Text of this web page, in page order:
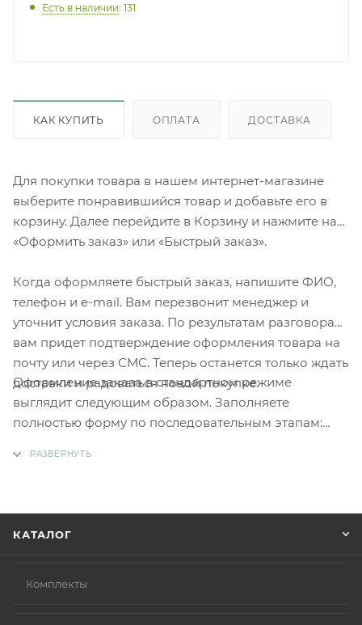
Есть в наличии: 131
КАК КУПИТЬ ОПЛАТА ДОСТАВКА
Для покупки товара в нашем интернет-магазине
выберите понравившийся товар и добавьте его в
корзину. Далее перейдите в Корзину и нажмите на
«Оформить заказ» или «Быстрый заказ».
Когда оформляете быстрый заказ, напишите ФИО,
телефон и e-mail. Вам перезвонит менеджер и
уточнит условия заказа. По результатам разговора
вам придет подтверждение оформления товара на
почту или через СМС. Теперь останется только ждать
доставки и радоваться новой покупке.
Оформление заказа в стандартном режиме
выглядит следующим образом. Заполняете
полностью форму по последовательным этапам:
КАТАЛОГ
Комплекты